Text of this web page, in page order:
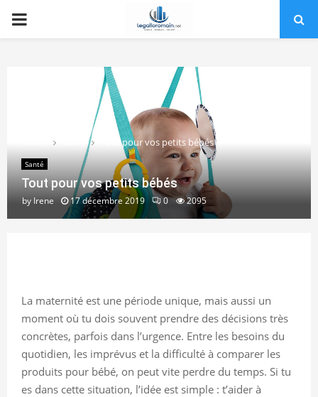
PRIMARY
Tout pour vos petits bébés
Santé
Tout pour vos petits bébés
by Irene 17 décembre 2019 0 2095
La maternité est une période unique, mais aussi un
moment où tu dois souvent prendre des décisions très
concrètes, parfois dans l’urgence. Entre les besoins du
quotidien, les imprévus et la difficulté à comparer les
produits pour bébé, on peut vite perdre du temps. Si tu
es dans cette situation, l’idée est simple : t’aider à